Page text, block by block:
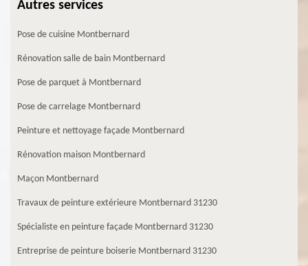
Autres services
Pose de cuisine Montbernard
Rénovation salle de bain Montbernard
Pose de parquet à Montbernard
Pose de carrelage Montbernard
Peinture et nettoyage façade Montbernard
Rénovation maison Montbernard
Maçon Montbernard
Travaux de peinture extérieure Montbernard 31230
Spécialiste en peinture façade Montbernard 31230
Entreprise de peinture boiserie Montbernard 31230